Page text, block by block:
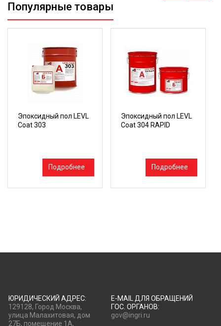
Популярные товары
Эпоксидный пол LEVL
Coat 303
Подробнее
Эпоксидный пол LEVL
Coat 304 RAPID
Подробнее
ЮРИДИЧЕСКИЙ АДРЕС:
129128, Город Москва,
улица Малахитовая, дом
27Б, помещение 1А,
E-MAIL ДЛЯ ОБРАЩЕНИЙ
ГОС. ОРГАНОВ:
gov@ingri.ru